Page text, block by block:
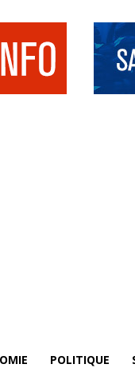
POLITIQUE